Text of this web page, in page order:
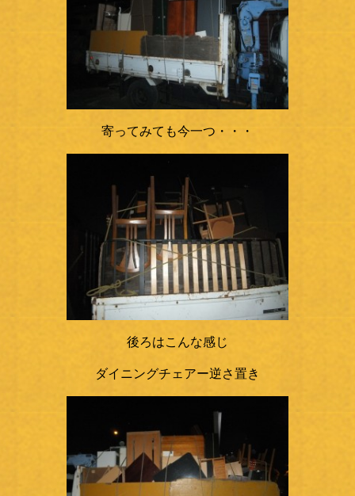
寄ってみても今一つ・・・
後ろはこんな感じ
ダイニングチェアー逆さ置き